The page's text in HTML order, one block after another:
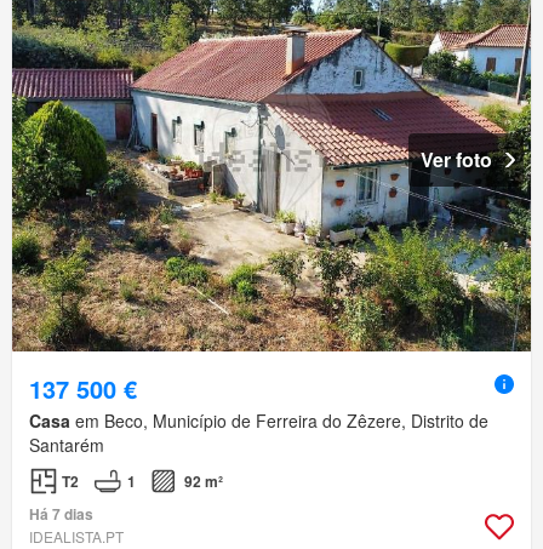
Ver foto
137 500 €
Casa em Beco, Município de Ferreira do Zêzere, Distrito de
Santarém
T2 1
92 m²
Há 7 dias
IDEALISTA.PT